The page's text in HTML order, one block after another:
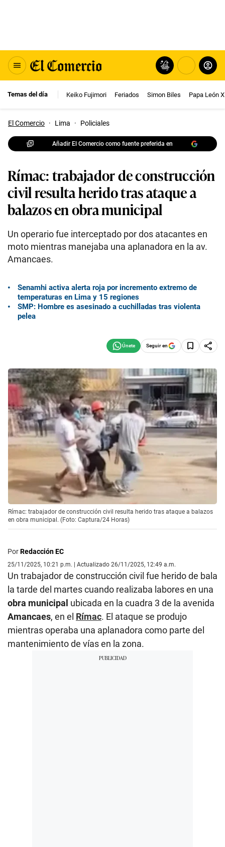
Temas del día Keiko Fujimori Feriados Simon Biles Papa León
El Comercio · Lima · Policiales
Añadir El Comercio como fuente preferida en
Rímac: trabajador de construcción
civil resulta herido tras ataque a
balazos en obra municipal
Un operario fue interceptado por dos atacantes en
moto mientras manejaba una aplanadora en la av.
Amancaes.
Senamhi activa alerta roja por incremento extremo de
temperaturas en Lima y 15 regiones
SMP: Hombre es asesinado a cuchilladas tras violenta
pelea
Seguir en
Rímac: trabajador de construcción civil resulta herido tras ataque a balazos
en obra municipal. (Foto: Captura/24 Horas)
PorRedacción EC
25/11/2025, 10:21 p.m. | Actualizado 26/11/2025, 12:49 a.m.
Un trabajador de construcción civil fue herido de bala
la tarde del martes cuando realizaba labores en una
obra municipal ubicada en la cuadra 3 de la avenida
Amancaes, en el Rímac. El ataque se produjo
mientras operaba una aplanadora como parte del
mantenimiento de vías en la zona.